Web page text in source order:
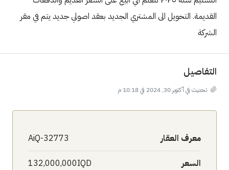
القديمة. التحويل الى المشتري الجديد بعقد اصولي جديد يتم في مقر
الشركة
التفاصيل
تحديث في أكتوبر 30, 2024 في 10:18 م
معرف العقار AiQ-32773
السعر 132,000,000IQD